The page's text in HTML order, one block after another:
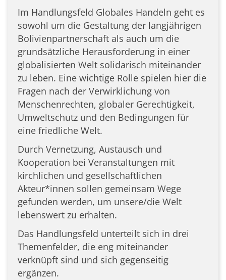
Im Handlungsfeld Globales Handeln geht es
sowohl um die Gestaltung der langjährigen
Bolivienpartnerschaft als auch um die
grundsätzliche Herausforderung in einer
globalisierten Welt solidarisch miteinander
zu leben. Eine wichtige Rolle spielen hier die
Fragen nach der Verwirklichung von
Menschenrechten, globaler Gerechtigkeit,
Umweltschutz und den Bedingungen für
eine friedliche Welt.
Durch Vernetzung, Austausch und
Kooperation bei Veranstaltungen mit
kirchlichen und gesellschaftlichen
Akteur*innen sollen gemeinsam Wege
gefunden werden, um unsere/die Welt
lebenswert zu erhalten.
Das Handlungsfeld unterteilt sich in drei
Themenfelder, die eng miteinander
verknüpft sind und sich gegenseitig
ergänzen.